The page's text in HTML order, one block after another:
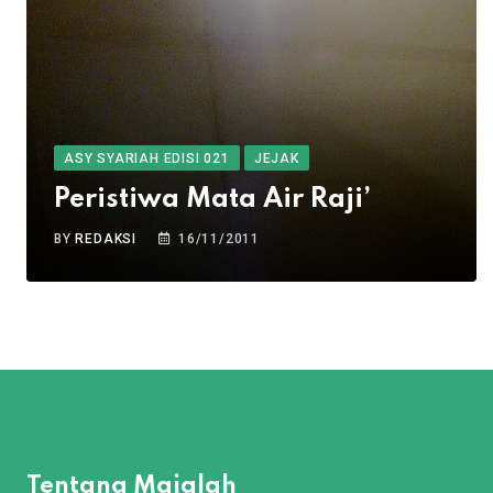
ASY SYARIAH EDISI 021 JEJAK
Peristiwa Mata Air Raji’
BY REDAKSI 16/11/2011
Tentang Majalah